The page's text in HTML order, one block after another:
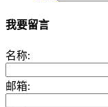
我要留言
名称:
邮箱: